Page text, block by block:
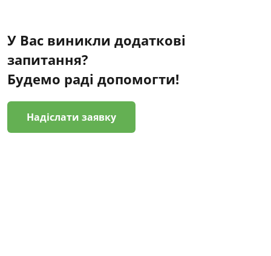
У Вас виникли додаткові
запитання?
Будемо раді допомогти!
Надіслати заявку